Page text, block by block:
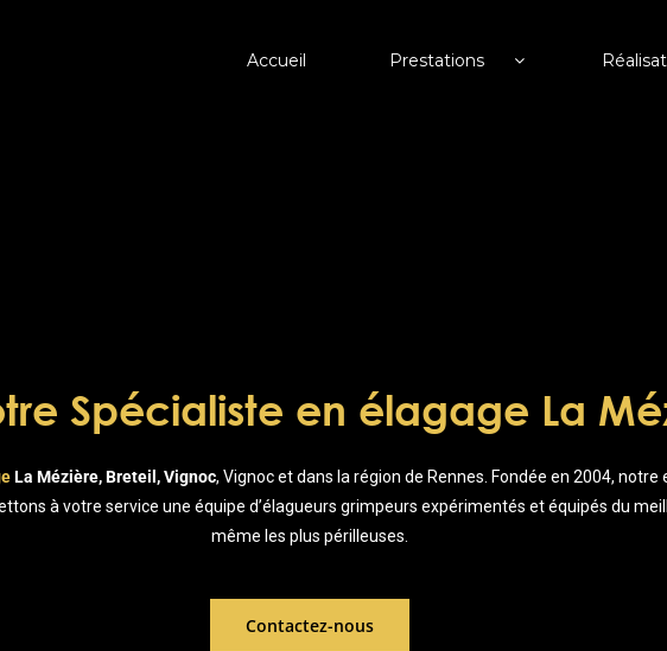
Accueil Prestations
Spécialiste en élagage La
La Mézière, Breteil, Vignoc, Vignoc et dans la région de Rennes. Fondée en 2004,
à votre service une équipe d’élagueurs grimpeurs expérimentés et équipés du
même les plus périlleuses.
Contactez-nous